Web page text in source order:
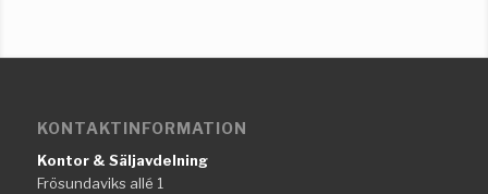
KONTAKTINFORMATION
Kontor & Säljavdelning
Frösundaviks allé 1